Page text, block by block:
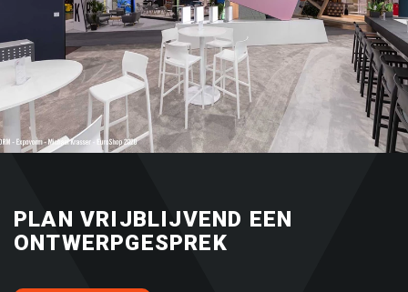
PLAN VRIJBLIJVEND EEN
ONTWERPGESPREK